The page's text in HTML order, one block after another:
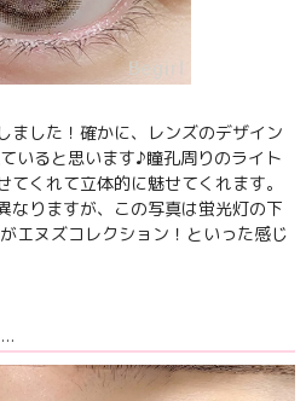
ました！確かに、レンズのデザイン
いると思います♪瞳孔周りのライト
くれて立体的に魅せてくれます。
なりますが、この写真は蛍光灯の下
エヌズコレクション！といった感じ